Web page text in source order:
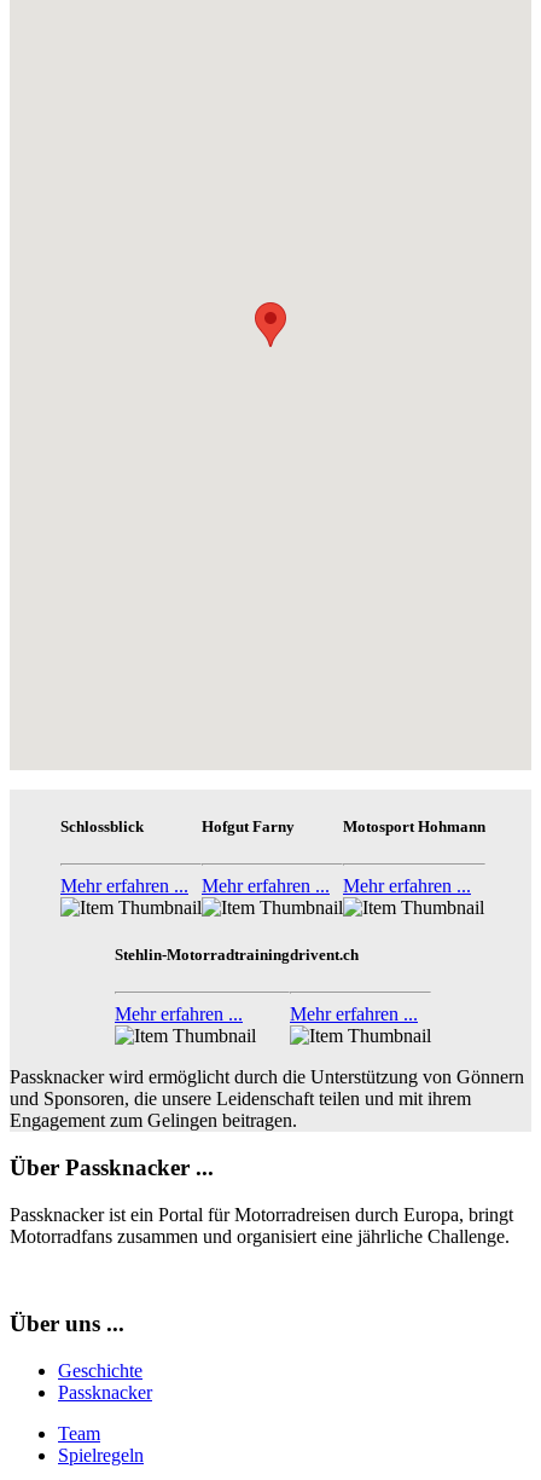
Schlossblick
Mehr erfahren ...
Hofgut Farny
Mehr erfahren ...
Motosport Hohmann
Mehr erfahren ...
Stehlin-Motorradtraining
Mehr erfahren ...
drivent.ch
Mehr erfahren ...
Passknacker wird ermöglicht durch die Unterstützung von Gönnern
und Sponsoren, die unsere Leidenschaft teilen und mit ihrem
Engagement zum Gelingen beitragen.
Über Passknacker ...
Passknacker ist ein Portal für Motorradreisen durch Europa, bringt
Motorradfans zusammen und organisiert eine jährliche Challenge.
Über uns ...
Geschichte
Passknacker
Team
Spielregeln